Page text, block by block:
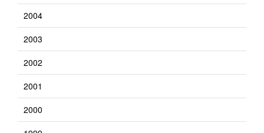
2004
2003
2002
2001
2000